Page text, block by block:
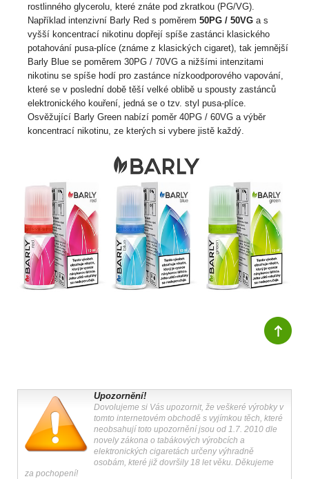
rostlinného glycerolu, které znáte pod zkratkou (PG/VG).
Například intenzivní Barly Red s poměrem 50PG / 50VG a s
vyšší koncentrací nikotinu dopřejí spíše zastánci klasického
potahování pusa-plíce (známe z klasických cigaret), tak jemnější
Barly Blue se poměrem 30PG / 70VG a nižšími intenzitami
nikotinu se spíše hodí pro zastánce nízkoodporového vapování,
které se v poslední době těší velké oblibě u spousty zastánců
elektronického kouření, jedná se o tzv. styl pusa-plíce.
Osvěžující Barly Green nabízí poměr 40PG / 60VG a výběr
koncentrací nikotinu, ze kterých si vybere jistě každý.
Upozornění!
Dovolujeme si Vás upozornit, že veškeré výrobky v
tomto internetovém obchodě s vyjímkou těch, které
neobsahují toto upozornění jsou od 1.7. 2010 dle
novely zákona o tabákových výrobcích a
elektronických cigaretách určeny výhradně
osobám, které již dovršily 18 let věku. Děkujeme
za pochopení!